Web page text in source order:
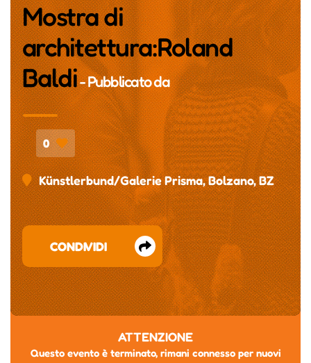
Mostra di
architettura:Roland
Baldi- Pubblicato da
0
Künstlerbund/Galerie Prisma, Bolzano, BZ
CONDIVIDI
ATTENZIONE
Questo evento è terminato, rimani connesso per nuovi